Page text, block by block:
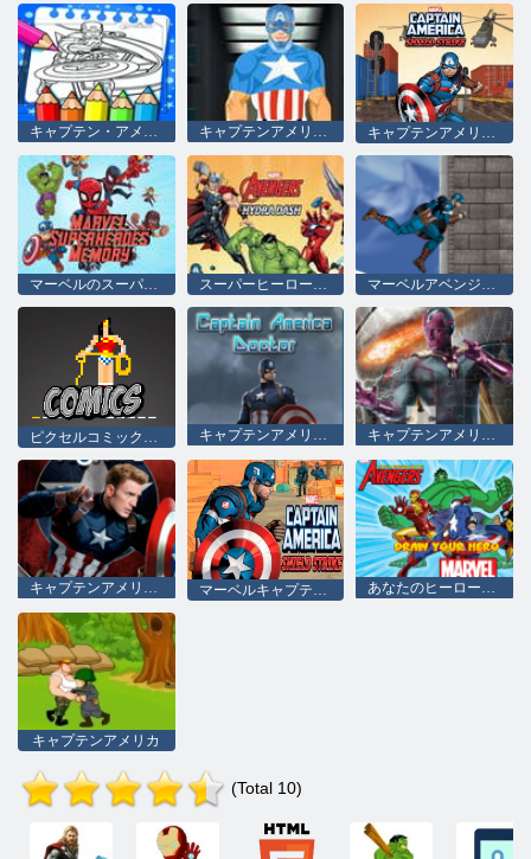
キャプテン・アメリカの塗り絵 キャプテンアメリカドレスアップ キャプテンアメリカ：シールドストライク
マーベルのスーパーヒーローの記憶 スーパーヒーローアベンジャーズハイドラダッシュ マーベルアベンジャーズヒドラダッシュ
キャプテンアメリカドクター キャプテンアメリカCivil War Jigsaw 2
キャプテンアメリカ南北戦争ジグソーパズル あなたのヒーローを描くマーベル
キャプテンアメリカ
(Total 10)